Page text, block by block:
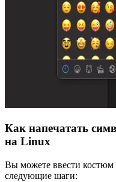
Как напечатать
на Linux
Вы можете ввести костюм
следующие шаги: